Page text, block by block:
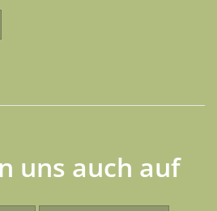
uns auch auf